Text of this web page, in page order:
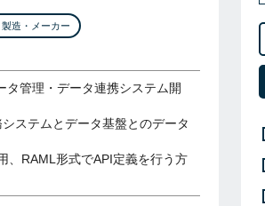
製造・メーカー
タ管理・データ連携システム開
ステムとデータ基盤とのデータ
、RAML形式でAPI定義を行う方